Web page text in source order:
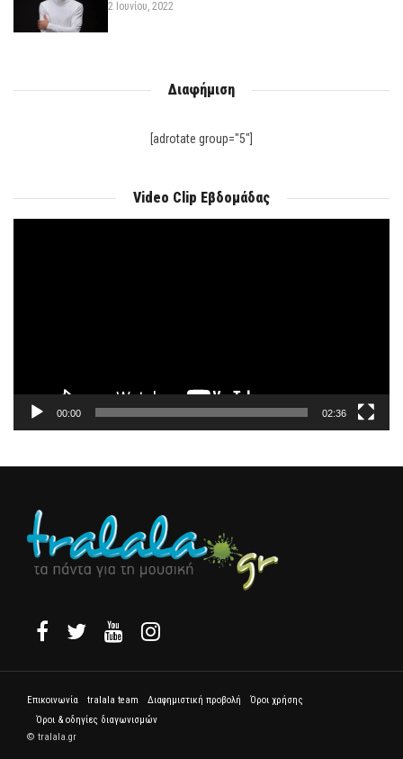
2 Ιουνίου, 2022
Διαφήμιση
[adrotate group="5"]
Video Clip Εβδομάδας
00:00 02:36
Επικοινωνία tralala team Διαφημιστική προβολή
Όροι χρήσης
Όροι & οδηγίες διαγωνισμών
© tralala.gr